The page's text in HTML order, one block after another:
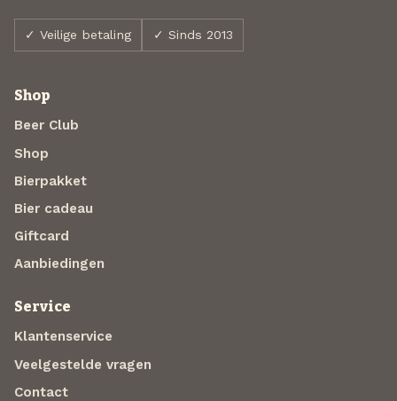
✓ Veilige betaling ✓ Sinds 2013
Shop
Beer Club
Shop
Bierpakket
Bier cadeau
Giftcard
Aanbiedingen
Service
Klantenservice
Veelgestelde vragen
Contact